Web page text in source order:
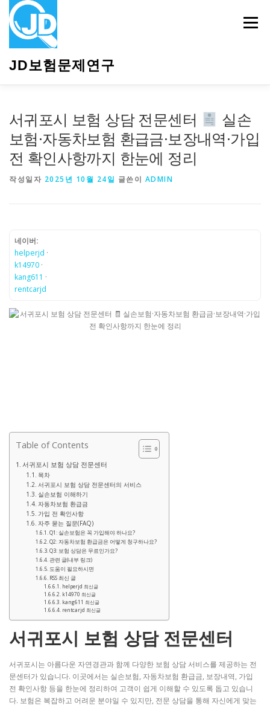
JD보험문제연구
메뉴
서귀포시 보험 상담 전문센터
실손
보험·자동차보험 환급금·보장내역·가입
전 확인사항까지 한눈에 정리
작성일자 2025년 10월 24일 글쓴이 ADMIN
네이버:
helperjd ·
k14970 ·
kang611 ·
rentcarjd
Table of Contents
서귀포시 보험 상담 전문센터
목차
서귀포시 보험 상담 전문센터의 서비스
실손보험 이해하기
자동차보험 환급금
가입 전 확인사항
자주 묻는 질문(FAQ)
Q1: 실손보험은 꼭 가입해야 하나요?
Q2: 자동차보험 환급금은 어떻게 청구하나요?
Q3: 보험 상담은 무료인가요?
관련 글(내부 링크)
도움이 필요하시면
RSS 최신 글
helperjd 최신글
k14970 최신글
kang611 최신글
rentcarjd 최신글
서귀포시 보험 상담 전문센터
서귀포시는 아름다운 자연경관과 함께 다양한 보험 상담 서비스를 제공하는 전
문센터가 있습니다. 이곳에서는 실손보험, 자동차보험 환급금, 보장내역, 가입
전 확인사항 등을 한눈에 정리하여 고객이 쉽게 이해할 수 있도록 돕고 있습니
다. 보험은 복잡하고 어려운 분야일 수 있지만, 전문 상담을 통해 자신에게 맞는